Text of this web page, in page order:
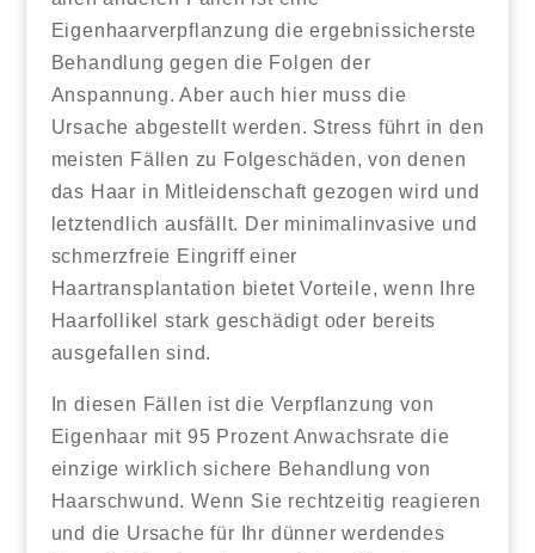
Eigenhaarverpflanzung die ergebnissicherste
Behandlung gegen die Folgen der
Anspannung. Aber auch hier muss die
Ursache abgestellt werden. Stress führt in den
meisten Fällen zu Folgeschäden, von denen
das Haar in Mitleidenschaft gezogen wird und
letztendlich ausfällt. Der minimalinvasive und
schmerzfreie Eingriff einer
Haartransplantation bietet Vorteile, wenn Ihre
Haarfollikel stark geschädigt oder bereits
ausgefallen sind.
In diesen Fällen ist die Verpflanzung von
Eigenhaar mit 95 Prozent Anwachsrate die
einzige wirklich sichere Behandlung von
Haarschwund. Wenn Sie rechtzeitig reagieren
und die Ursache für Ihr dünner werdendes